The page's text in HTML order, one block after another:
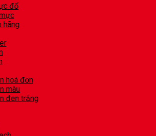
đổ
hãng
hoá đơn
màu
đen trắng